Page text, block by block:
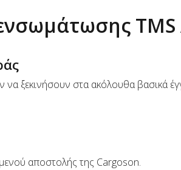
να ξεκινήσουν στα ακόλουθα βασικά
αποστολής της Cargoson.